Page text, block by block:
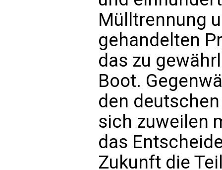
Mülltrennung
gehandelten
das zu
Boot.
den
sich zuweilen
das
Zukunft die